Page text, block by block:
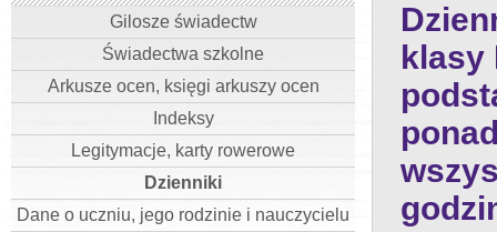
Gilosze świadectw
Świadectwa szkolne
Arkusze ocen, księgi arkuszy ocen
Indeksy
Legitymacje, karty rowerowe
Dzienniki
Dane o uczniu, jego rodzinie i nauczycielu
klasy